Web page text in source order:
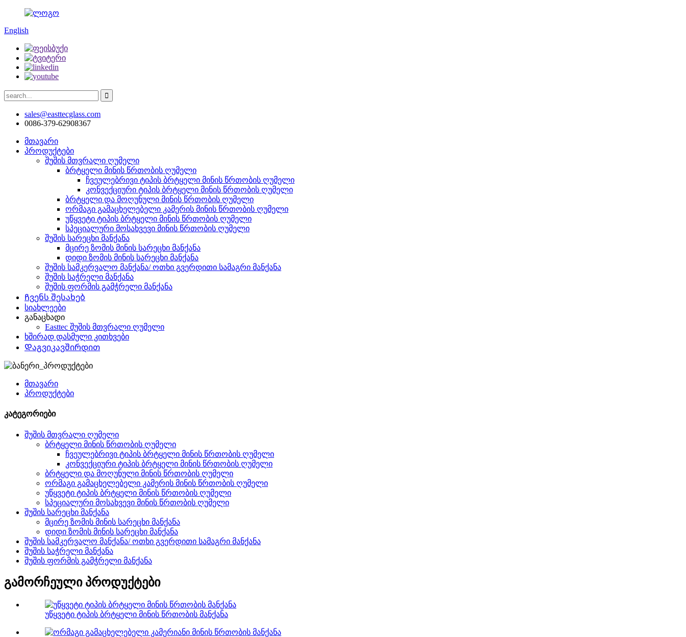
English
sales@easttecglass.com
0086-379-62908367
მთავარი
პროდუქტები
შუშის მთვრალი ღუმელი
ბრტყელი მინის წრთობის ღუმელი
ჩვეულებრივი ტიპის ბრტყელი მინის წრთობის ღუმელი
კონვექციური ტიპის ბრტყელი მინის წრთობის ღუმელი
ბრტყელი და მოღუნული მინის წრთობის ღუმელი
ორმაგი გამაცხელებელი კამერის მინის წრთობის ღუმელი
უწყვეტი ტიპის ბრტყელი მინის წრთობის ღუმელი
სპეციალური მოსახვევი მინის წრთობის ღუმელი
შუშის სარეცხი მანქანა
მცირე ზომის მინის სარეცხი მანქანა
დიდი ზომის მინის სარეცხი მანქანა
შუშის სამკერვალო მანქანა/ ოთხი გვერდითი სამაგრი მანქანა
შუშის საჭრელი მანქანა
შუშის ფორმის გამჭრელი მანქანა
Ჩვენს შესახებ
სიახლეები
განაცხადი
Easttec შუშის მთვრალი ღუმელი
ხშირად დასმული კითხვები
Დაგვიკავშირდით
მთავარი
პროდუქტები
კატეგორიები
შუშის მთვრალი ღუმელი
ბრტყელი მინის წრთობის ღუმელი
ჩვეულებრივი ტიპის ბრტყელი მინის წრთობის ღუმელი
კონვექციური ტიპის ბრტყელი მინის წრთობის ღუმელი
ბრტყელი და მოღუნული მინის წრთობის ღუმელი
ორმაგი გამაცხელებელი კამერის მინის წრთობის ღუმელი
უწყვეტი ტიპის ბრტყელი მინის წრთობის ღუმელი
სპეციალური მოსახვევი მინის წრთობის ღუმელი
შუშის სარეცხი მანქანა
მცირე ზომის მინის სარეცხი მანქანა
დიდი ზომის მინის სარეცხი მანქანა
შუშის სამკერვალო მანქანა/ ოთხი გვერდითი სამაგრი მანქანა
შუშის საჭრელი მანქანა
შუშის ფორმის გამჭრელი მანქანა
გამორჩეული პროდუქტები
უწყვეტი ტიპის ბრტყელი მინის წრთობის მანქანა